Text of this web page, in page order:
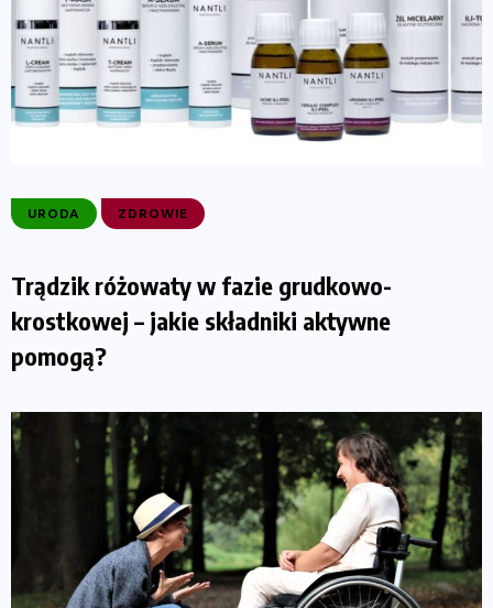
URODA ZDROWIE
Trądzik różowaty w fazie grudkowo-
krostkowej – jakie składniki aktywne
pomogą?